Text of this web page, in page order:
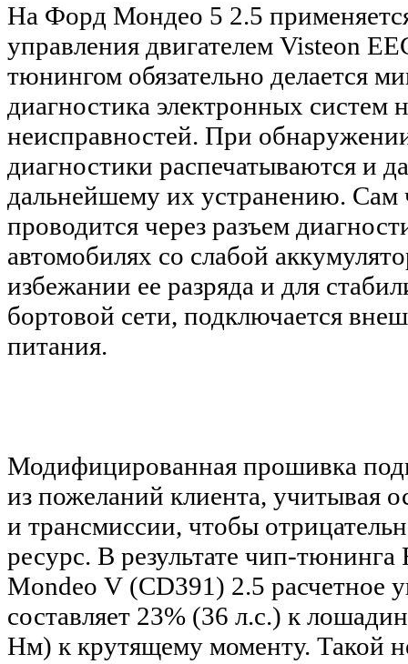
На Форд Мондео 5 2.5
управления двигателем Visteon
тюнингом обязательно делается
диагностика электронных систем
неисправностей. При
диагностики распечатываются и
дальнейшему их устранению.
проводится через разъем
автомобилях со слабой
избежании ее разряда и для
бортовой сети, подключается
питания.
Модифицированная прошивка
из пожеланий клиента, учитывая
и трансмиссии, чтобы
ресурс. В результате чип-тюнинга
Mondeo V (CD391) 2.5 расчетное
составляет 23% (36 л.с.) к
Нм) к крутящему моменту. Такой